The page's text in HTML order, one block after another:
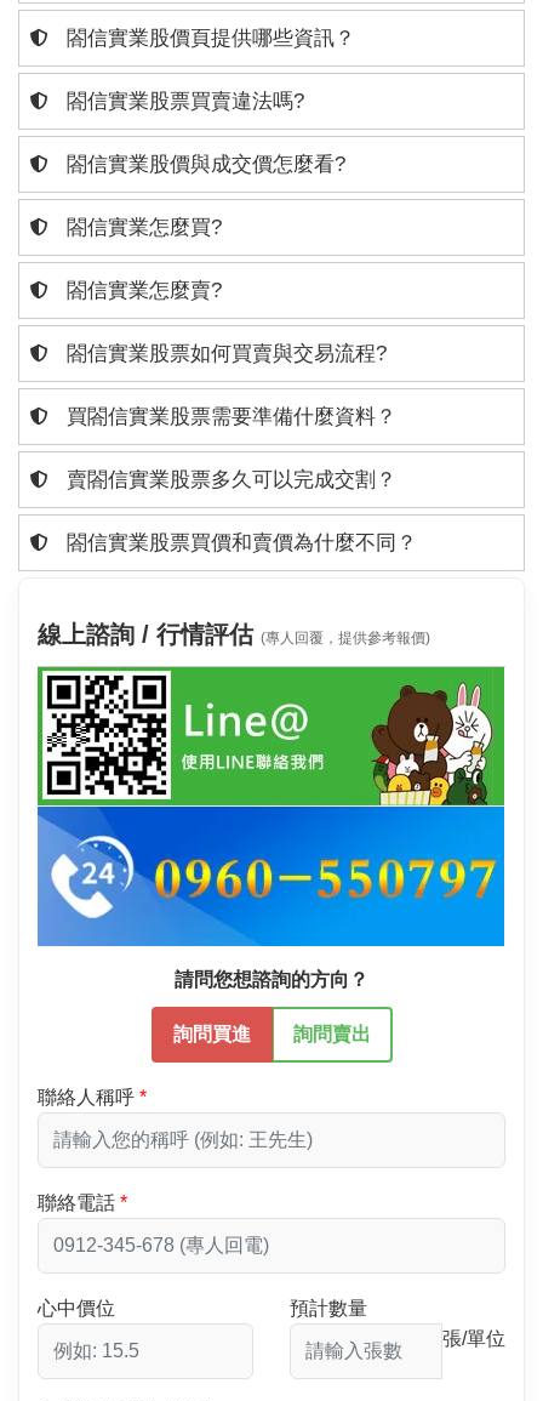
閤信實業股價頁提供哪些資訊？
閤信實業股票買賣違法嗎?
閤信實業股價與成交價怎麼看?
閤信實業怎麼買?
閤信實業怎麼賣?
閤信實業股票如何買賣與交易流程?
買閤信實業股票需要準備什麼資料？
賣閤信實業股票多久可以完成交割？
閤信實業股票買價和賣價為什麼不同？
線上諮詢 / 行情評估 (專人回覆，提供參考報價)
請問您想諮詢的方向？
詢問買進 詢問賣出
聯絡人稱呼
聯絡電話
心中價位
預計數量
張/單位